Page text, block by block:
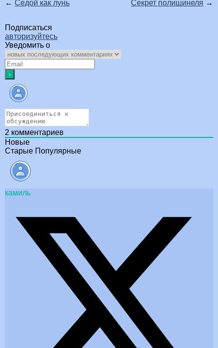
← Седой как лунь Секрет полишинеля →
Подписаться
авторизуйтесь
Уведомить о
2 комментариев
Новые
Старые Популярные
камиль